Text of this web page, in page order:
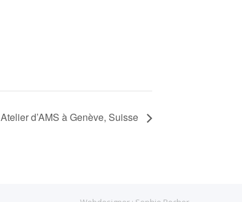
Atelier d’AMS à Genève, Suisse